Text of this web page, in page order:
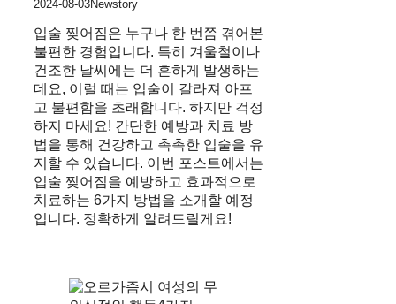
2024-08-03Newstory
입술 찢어짐은 누구나 한 번쯤 겪어본
불편한 경험입니다. 특히 겨울철이나
건조한 날씨에는 더 흔하게 발생하는
데요, 이럴 때는 입술이 갈라져 아프
고 불편함을 초래합니다. 하지만 걱정
하지 마세요! 간단한 예방과 치료 방
법을 통해 건강하고 촉촉한 입술을 유
지할 수 있습니다. 이번 포스트에서는
입술 찢어짐을 예방하고 효과적으로
치료하는 6가지 방법을 소개할 예정
입니다. 정확하게 알려드릴게요!